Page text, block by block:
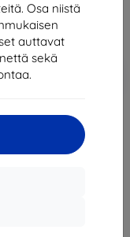
Osa niistä
auttavat
sekä
Lisää
ostoskoriin